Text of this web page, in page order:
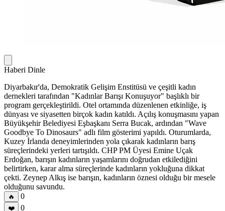
Haberi Dinle
Diyarbakır'da, Demokratik Gelişim Enstitüsü ve çeşitli kadın
dernekleri tarafından "Kadınlar Barışı Konuşuyor" başlıklı bir
program gerçekleştirildi. Otel ortamında düzenlenen etkinliğe, iş
dünyası ve siyasetten birçok kadın katıldı. Açılış konuşmasını yapan
Büyükşehir Belediyesi Eşbaşkanı Serra Bucak, ardından "Wave
Goodbye To Dinosaurs" adlı film gösterimi yapıldı. Oturumlarda,
Kuzey İrlanda deneyimlerinden yola çıkarak kadınların barış
süreçlerindeki yerleri tartışıldı. CHP PM Üyesi Emine Uçak
Erdoğan, barışın kadınların yaşamlarını doğrudan etkilediğini
belirtirken, karar alma süreçlerinde kadınların yokluğuna dikkat
çekti. Zeynep Alkış ise barışın, kadınların öznesi olduğu bir mesele
olduğunu savundu.
🔥 0
❤️ 0